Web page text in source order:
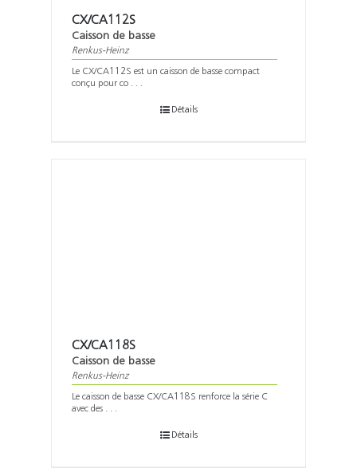
CX/CA112S
Caisson de basse
Renkus-Heinz
Le CX/CA112S est un caisson de basse compact
conçu pour co . . .
Détails
CX/CA118S
Caisson de basse
Renkus-Heinz
Le caisson de basse CX/CA118S renforce la série C
avec des . . .
Détails